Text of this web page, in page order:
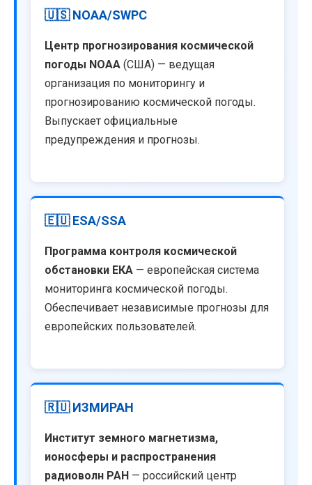
🇺🇸 NOAA/SWPC
Центр прогнозирования космической
погоды NOAA (США) — ведущая
организация по мониторингу и
прогнозированию космической погоды.
Выпускает официальные
предупреждения и прогнозы.
🇪🇺 ESA/SSA
Программа контроля космической
обстановки ЕКА — европейская система
мониторинга космической погоды.
Обеспечивает независимые прогнозы для
европейских пользователей.
🇷🇺 ИЗМИРАН
Институт земного магнетизма,
ионосферы и распространения
радиоволн РАН — российский центр